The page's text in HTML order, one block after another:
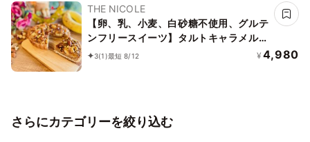
THE NICOLE
【卵、乳、小麦、白砂糖不使用、グルテ
ンフリースイーツ】タルトキャラメルナ
ッツバナーヌ 5号 15cm 《ヴィーガンス
3(1)最短 8/12 ¥ 4,980
さらにカテゴリーを絞り込む